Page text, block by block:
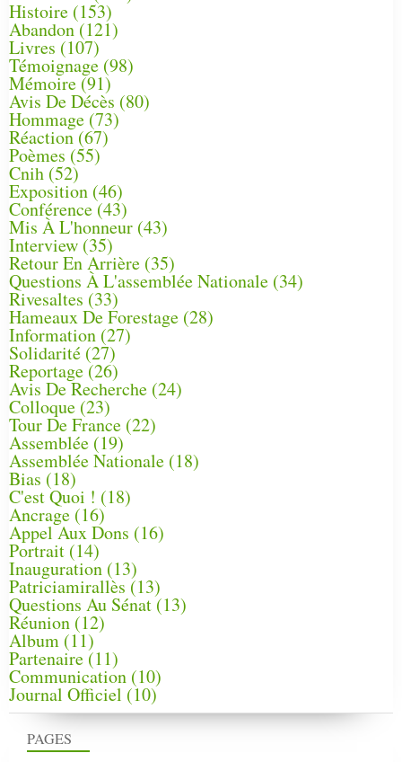
PAGES
Histoire (153)
Abandon(121)
Livres (107)
Témoignage (98)
Mémoire (91)
Avis De Décès (80)
Hommage (73)
Réaction(67)
Poèmes (55)
Cnih (52)
Exposition (46)
Conférence(43)
Mis À L'honneur (43)
Interview (35)
Retour En Arrière (35)
Questions À L'assemblée Nationale (34)
Rivesaltes (33)
Hameaux De Forestage (28)
Information (27)
Solidarité (27)
Reportage(26)
Avis De Recherche (24)
Colloque (23)
Tour De France (22)
Assemblée (19)
Assemblée Nationale (18)
Bias (18)
C'est Quoi ! (18)
Ancrage (16)
Appel Aux Dons (16)
Portrait (14)
Inauguration (13)
Patriciamirallès (13)
Questions Au Sénat(13)
Réunion (12)
Album (11)
Partenaire(11)
Communication (10)
Journal Officiel (10)